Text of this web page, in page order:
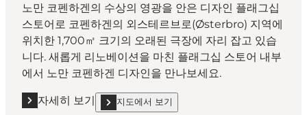
노만 코펜하겐의 수상의 영광을 안은 디자인 플래그십
스토어로 코펜하겐의 외스테르브로(Østerbro) 지역에
위치한 1,700㎡ 크기의 오래된 극장에 자리 잡고 있습
니다. 새롭게 리노베이션을 마친 플래그십 스토어 내부
에서 노만 코펜하겐 디자인을 만나보세요.
자세히 보기
자세히 보기 "노만 코펜하겐(Normann Copenhagen)"
지도에서 보기
show 노만 코펜하겐(Normann Copenhagen) on_map